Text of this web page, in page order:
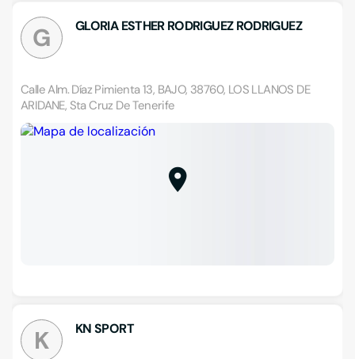
G GLORIA ESTHER RODRIGUEZ RODRIGUEZ
Calle Alm. Díaz Pimienta 13, BAJO, 38760, LOS LLANOS DE
ARIDANE, Sta Cruz De Tenerife
K KN SPORT